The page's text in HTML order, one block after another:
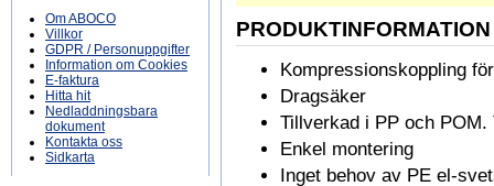
Om ABOCO
Villkor
GDPR / Personuppgifter
Information om Cookies
E-faktura
Hitta hit
Nedladdningsbara
dokument
Kontakta oss
Sidkarta
PRODUKTINFORMATION
Kompressionskoppling
Dragsäker
Tillverkad i PP och
Enkel montering
Inget behov av PE el-